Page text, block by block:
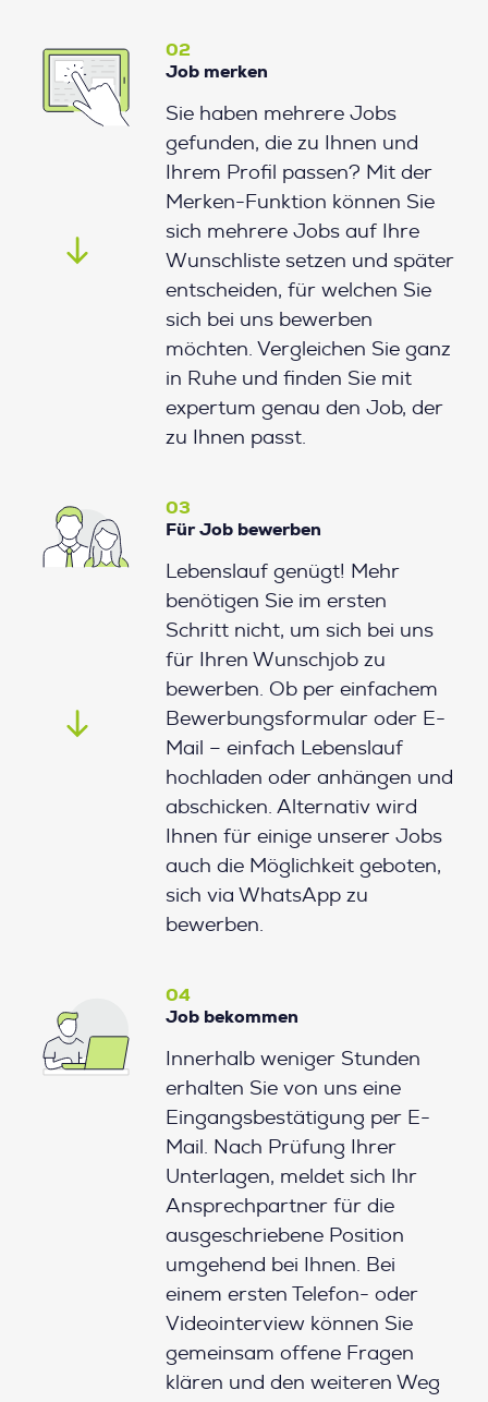
02
Job merken
Sie haben mehrere Jobs
gefunden, die zu Ihnen und
Ihrem Profil passen? Mit der
Merken-Funktion können Sie
sich mehrere Jobs auf Ihre
Wunschliste setzen und später
entscheiden, für welchen Sie
sich bei uns bewerben
möchten. Vergleichen Sie ganz
in Ruhe und finden Sie mit
expertum genau den Job, der
zu Ihnen passt.
03
Für Job bewerben
Lebenslauf genügt! Mehr
benötigen Sie im ersten
Schritt nicht, um sich bei uns
für Ihren Wunschjob zu
bewerben. Ob per einfachem
Bewerbungsformular oder E-
Mail – einfach Lebenslauf
hochladen oder anhängen und
abschicken. Alternativ wird
Ihnen für einige unserer Jobs
auch die Möglichkeit geboten,
sich via WhatsApp zu
bewerben.
04
Job bekommen
Innerhalb weniger Stunden
erhalten Sie von uns eine
Eingangsbestätigung per E-
Mail. Nach Prüfung Ihrer
Unterlagen, meldet sich Ihr
Ansprechpartner für die
ausgeschriebene Position
umgehend bei Ihnen. Bei
einem ersten Telefon- oder
Videointerview können Sie
gemeinsam offene Fragen
klären und den weiteren Weg